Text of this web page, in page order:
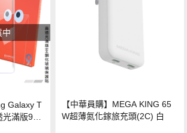
中
Galaxy T
滿版9H
【中華員購】MEGA KING 65
W超薄氮化鎵旅充頭(2C) 白